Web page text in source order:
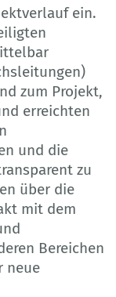
ein.
zum Projekt,
erreichten
und die
zu
über die
mit dem
Bereichen
neue